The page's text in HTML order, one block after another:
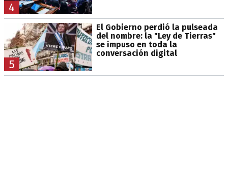
4
5
El Gobierno perdió la pulseada
del nombre: la "Ley de Tierras"
se impuso en toda la
conversación digital